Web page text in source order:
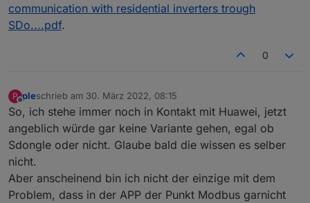
communication with residential inverters trough
SDo....pdf.
0
P
Offline
pleschrieb am 30. März 2022, 08:15
zuletzt editiert von
So, ich stehe immer noch in Kontakt mit Huawei, jetzt
angeblich würde gar keine Variante gehen, egal ob
Sdongle oder nicht. Glaube bald die wissen es selber
nicht.
Aber anscheinend bin ich nicht der einzige mit dem
Problem, dass in der APP der Punkt Modbus garnicht